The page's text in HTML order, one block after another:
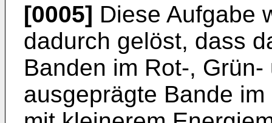
[0005] Diese Aufgabe
dadurch gelöst, dass
Banden im Rot-,
ausgeprägte Bande